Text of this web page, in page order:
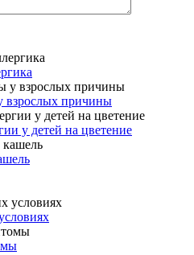
взрослых причины
у детей на цветение